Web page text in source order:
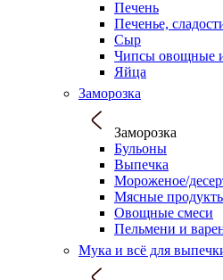
Печень
Печенье,
Сыр
Чипсы овощные
Яйца
Заморозка
Заморозка
Бульоны
Выпечка
Мороженое/
Мясные
Овощные смеси
Пельмени и
Мука и всё для